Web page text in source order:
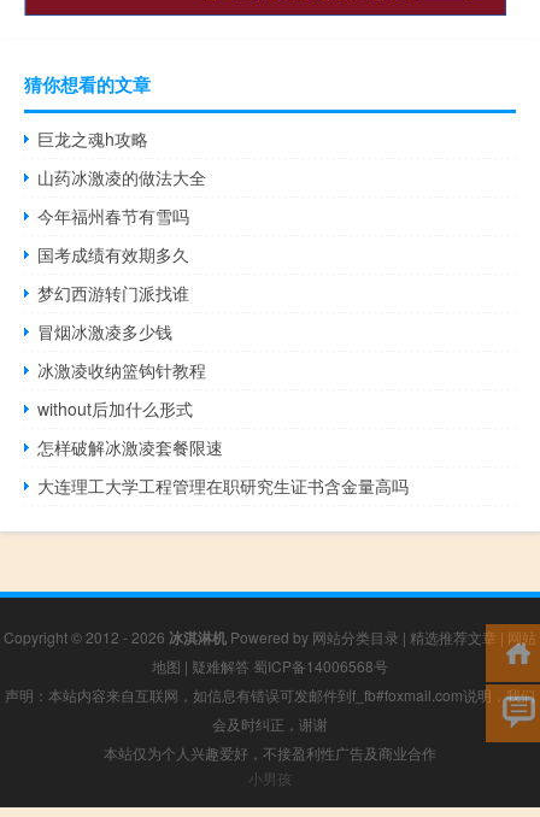
猜你想看的文章
巨龙之魂h攻略
山药冰激凌的做法大全
今年福州春节有雪吗
国考成绩有效期多久
梦幻西游转门派找谁
冒烟冰激凌多少钱
冰激凌收纳篮钩针教程
without后加什么形式
怎样破解冰激凌套餐限速
大连理工大学工程管理在职研究生证书含金量高吗
Copyright © 2012 - 2026 冰淇淋机 Powered by 网站分类目录 | 精选推荐文章 | 网站
地图 | 疑难解答 蜀ICP备14006568号
声明：本站内容来自互联网，如信息有错误可发邮件到f_fb#foxmail.com说明，我们
会及时纠正，谢谢
本站仅为个人兴趣爱好，不接盈利性广告及商业合作
小男孩